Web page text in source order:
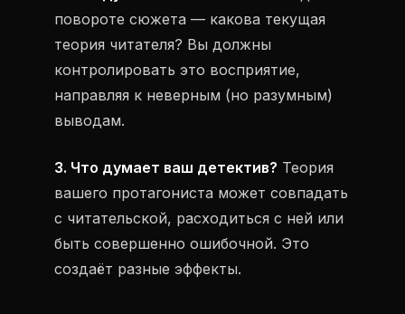
повороте сюжета — какова текущая
теория читателя? Вы должны
контролировать это восприятие,
направляя к неверным (но разумным)
выводам.
3. Что думает ваш детектив? Теория
вашего протагониста может совпадать
с читательской, расходиться с ней или
быть совершенно ошибочной. Это
создаёт разные эффекты.